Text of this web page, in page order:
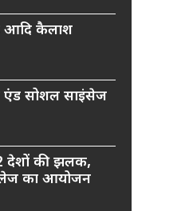
आदि कैलाश
एंड सोशल साइंसेज
देशों की झलक,
का आयोजन